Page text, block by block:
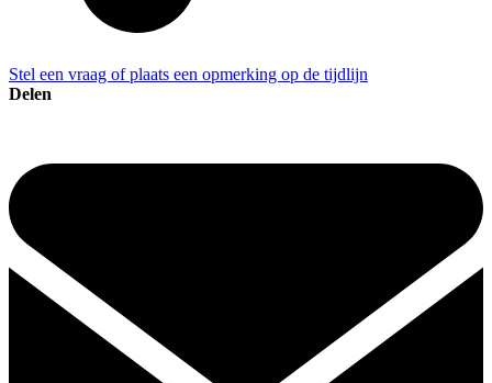
Stel een vraag of plaats een opmerking op de tijdlijn
Delen